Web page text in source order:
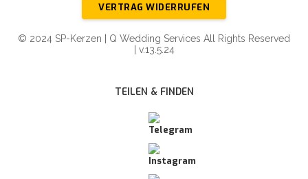
VERTRAG WIDERRUFEN
© 2024 SP-Kerzen | Q Wedding Services All Rights Reserved
| v.13.5.24
TEILEN & FINDEN